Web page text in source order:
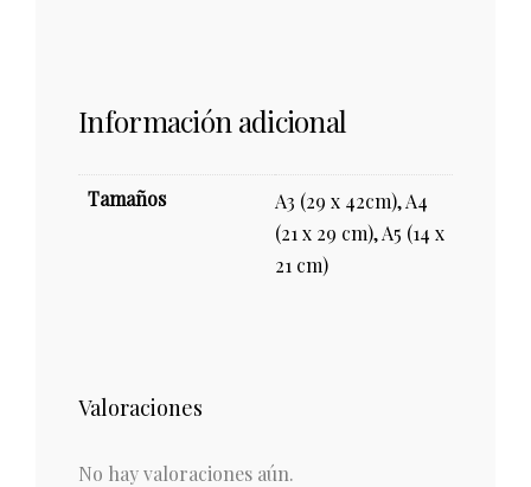
Información adicional
Tamaños
A3 (29 x 42cm), A4
(21 x 29 cm), A5 (14 x
21 cm)
Valoraciones
No hay valoraciones aún.